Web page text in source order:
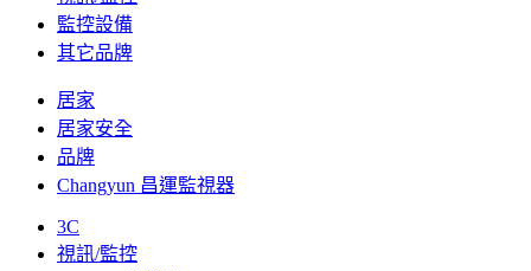
監控設備
其它品牌
居家
居家安全
品牌
Changyun 昌運監視器
3C
視訊/監控